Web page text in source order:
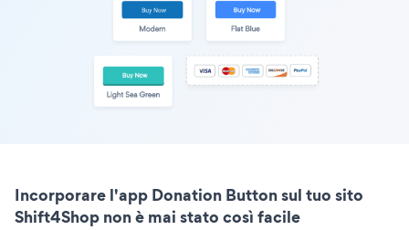
Incorporare l'app Donation Button sul tuo sito
Shift4Shop non è mai stato così facile